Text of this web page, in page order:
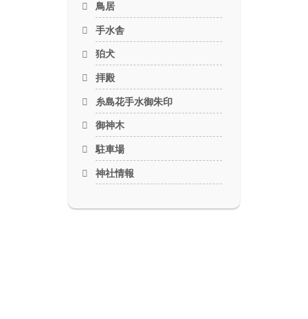
鳥居
手水舎
狛犬
拝殿
糸島花手水御朱印
御神木
駐車場
神社情報